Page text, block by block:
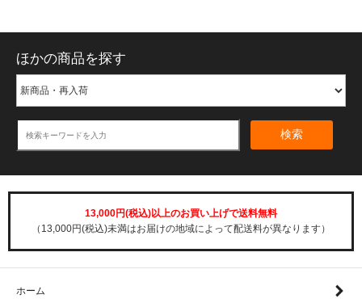
ほかの商品を探す
検索
13,000円(税込)以上のお買い上げで送料無料
（13,000円(税込)未満はお届けの地域によって配送料が異なります）
ホーム